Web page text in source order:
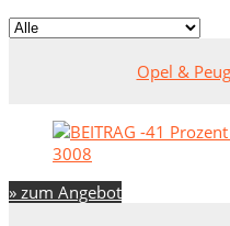
Opel &
» zum Angebot